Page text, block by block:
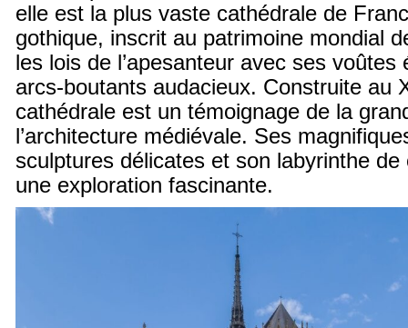
elle est la plus vaste cathédrale de
gothique, inscrit au patrimoine mondial
les lois de l’apesanteur avec ses voûtes
arcs-boutants audacieux. Construite au
cathédrale est un témoignage de la
l’architecture médiévale. Ses
sculptures délicates et son labyrinthe
une exploration fascinante.